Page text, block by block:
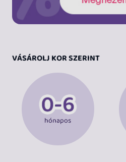
VÁSÁROLJ KOR SZERINT
hónapos